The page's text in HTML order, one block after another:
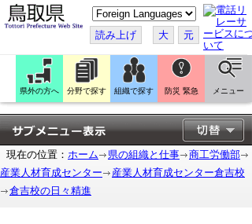
こ
の
ペ
ー
ジ
翻
訳
す
る
読み上げ 大 元
県外の方へ 分野で探す 組織で探す 防災 緊急 メニュー
現在の位置： ホーム 県の組織と仕事
商工労働部
産業人材育成センター
産業人材育成センター倉吉校
倉吉校の日々精進